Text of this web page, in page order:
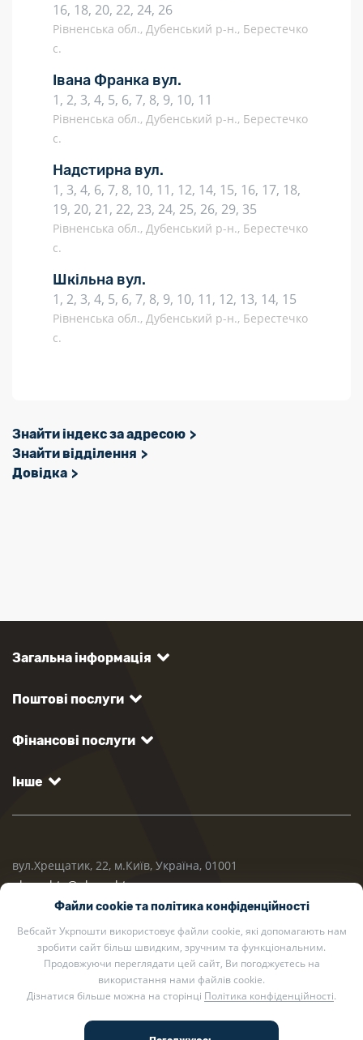
16, 18, 20, 22, 24, 26
Рівненська обл., Дубенський р-н., Берестечко
с.
Івана Франка вул.
1, 2, 3, 4, 5, 6, 7, 8, 9, 10, 11
Рівненська обл., Дубенський р-н., Берестечко
с.
Надстирна вул.
1, 3, 4, 6, 7, 8, 10, 11, 12, 14, 15, 16, 17, 18,
19, 20, 21, 22, 23, 24, 25, 26, 29, 35
Рівненська обл., Дубенський р-н., Берестечко
с.
Шкільна вул.
1, 2, 3, 4, 5, 6, 7, 8, 9, 10, 11, 12, 13, 14, 15
Рівненська обл., Дубенський р-н., Берестечко
с.
Знайти індекс за адресою
Знайти відділення
Довідка
Загальна інформація
Поштові послуги
Фінансові послуги
Інше
вул.Хрещатик, 22, м.Київ, Україна, 01001
ukrposhta@ukrposhta.ua
2002 — 2026 Укрпошта. Всі права захищено.
Файли cookie та політика конфіденційності
Вебсайт Укрпошти використовує файли cookie, які допомагають нам
зробити сайт більш швидким, зручним та функціональним.
Продовжуючи переглядати цей сайт, Ви погоджуєтесь на
використання нами файлів cookie.
Дізнатися більше можна на сторінці Політика конфіденційності.